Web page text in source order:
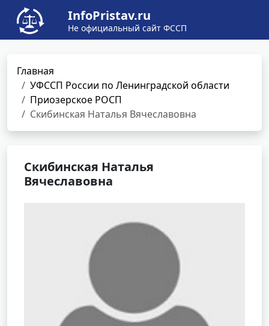
InfoPristav.ru
Не официальный сайт ФССП
Главная
УФССП России по Ленинградской области
Приозерское РОСП
Скибинская Наталья Вячеславовна
Скибинская Наталья
Вячеславовна